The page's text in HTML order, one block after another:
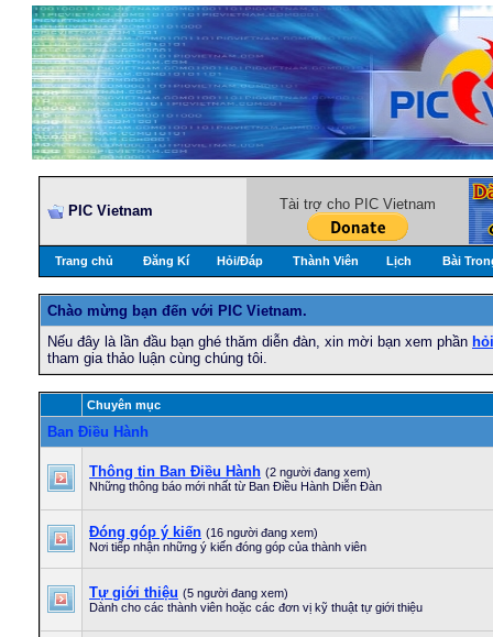
PIC Vietnam Tài trợ cho PIC Vietnam
Trang chủ Đăng Kí Hỏi/Ðáp Thành Viên Lịch Bài
Chào mừng bạn đến với PIC Vietnam.
Nếu đây là lần đầu bạn ghé thăm diễn đàn, xin mời bạn xem phần
tham gia thảo luận cùng chúng tôi.
Chuyên mục
Ban Điều Hành
Thông tin Ban Điều Hành (2 người đang xem)
Những thông báo mới nhất từ Ban Điều Hành Diễn Đàn
Đóng góp ý kiến (16 người đang xem)
Nơi tiếp nhận những ý kiến đóng góp của thành viên
Tự giới thiệu (5 người đang xem)
Dành cho các thành viên hoặc các đơn vị kỹ thuật tự giới thiệu